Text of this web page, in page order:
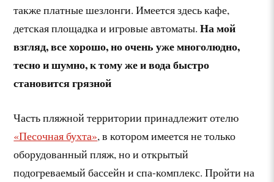
также платные шезлонги. Имеется здесь кафе,
детская площадка и игровые автоматы. На мой
взгляд, все хорошо, но очень уже многолюдно,
тесно и шумно, к тому же и вода быстро
становится грязной
Часть пляжной территории принадлежит отелю
«Песочная бухта», в котором имеется не только
оборудованный пляж, но и открытый
подогреваемый бассейн и спа-комплекс. Пройти на